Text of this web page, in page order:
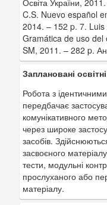
Освіта України,
C.S. Nuevo español
2014. – 152 p. 7.
Gramática de uso
SM, 2011. – 282 p.
Заплановані
Робота з
передбачає
комунікативного
через широке
засобів.
засвоєного
тести, модульні
прослуханого або
матеріалу.